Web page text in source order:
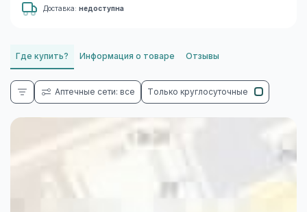
Доставка: недоступна
Где купить? Информация о товаре Отзывы
Аптечные сети: все Только круглосуточные